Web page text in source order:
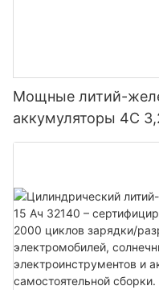
Мощные литий-
аккумуляторы 4C